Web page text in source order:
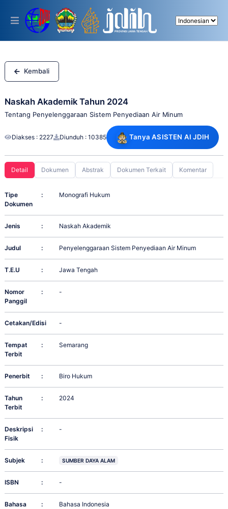
This
includes
accessibility
system.
Kembali
Naskah Akademik Tahun 2024
Tentang Penyelenggaraan Sistem Penyediaan Air Minum
Diakses : 2227 Diunduh : 10385 Tanya ASISTEN AI JDIH
Detail Dokumen Abstrak Dokumen Terkait Komentar
Tipe
Dokumen
: Monografi Hukum
Jenis : Naskah Akademik
Judul : Penyelenggaraan Sistem Penyediaan Air Minum
T.E.U : Jawa Tengah
Nomor
Panggil
: -
Cetakan/Edisi
: -
Tempat
Terbit
: Semarang
Penerbit : Biro Hukum
Tahun
Terbit
: 2024
Deskripsi
Fisik
: -
Subjek : SUMBER DAYA ALAM
ISBN : -
Bahasa : Bahasa Indonesia